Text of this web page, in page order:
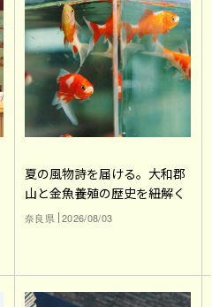
夏の風物詩を届ける。大和郡
山と金魚養殖の歴史を紐解く
奈良県 2026/08/03